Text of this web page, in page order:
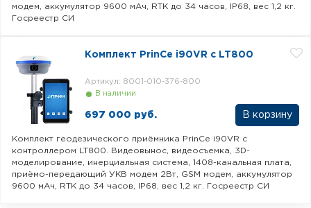
модем, аккумулятор 9600 мАч, RTK до 34 часов, IP68, вес 1,2 кг.
Госреестр СИ
Комплект PrinCe i90VR c LT800
В наличии
Артикул: 8001-010-376-800
697 000 руб.
Комплект геодезического приёмника PrinCe i90VR с
контроллером LT800. Видеовынос, видеосъемка, 3D-
моделирование, инерциальная система, 1408-канальная плата,
приёмо-передающий УКВ модем 2Вт, GSM модем, аккумулятор
9600 мАч, RTK до 34 часов, IP68, вес 1,2 кг. Госреестр СИ